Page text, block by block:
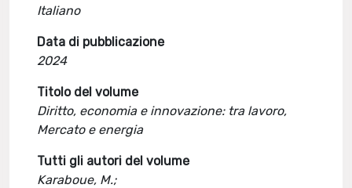
Italiano
Data di pubblicazione
2024
Titolo del volume
Diritto, economia e innovazione: tra lavoro,
Mercato e energia
Tutti gli autori del volume
Karaboue, M.;